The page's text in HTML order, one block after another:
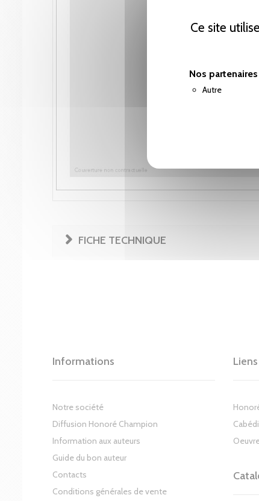
Ce site
Nos partenaires
Autre
FICHE TECHNIQUE
Informations
Notre société
Diffusion Honoré Champion
Information aux auteurs
Guide du bon auteur
Contacts
Conditions générales de vente
Liens